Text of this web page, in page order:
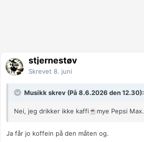
stjernestøv
Skrevet 8. juni
Musikk skrev (På 8.6.2026 den 12.30):
Nei, jeg drikker ikke kaffi☕️mye Pepsi Max.
Ja får jo koffein på den måten og.